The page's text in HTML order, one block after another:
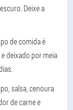
Deixe a
de comida é
deixado por meia
salsa, cenoura
de carne e